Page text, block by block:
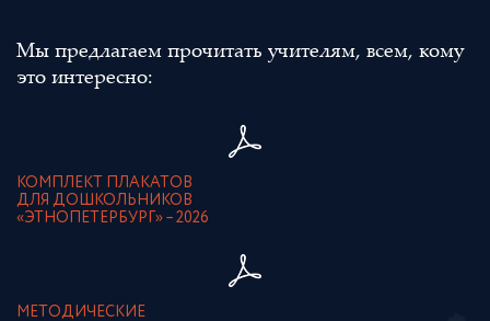
Мы предлагаем прочитать учителям, всем, кому
это интересно:
КОМПЛЕКТ ПЛАКАТОВ
ДЛЯ ДОШКОЛЬНИКОВ
«ЭТНОПЕТЕРБУРГ» – 2026
МЕТОДИЧЕСКИЕ